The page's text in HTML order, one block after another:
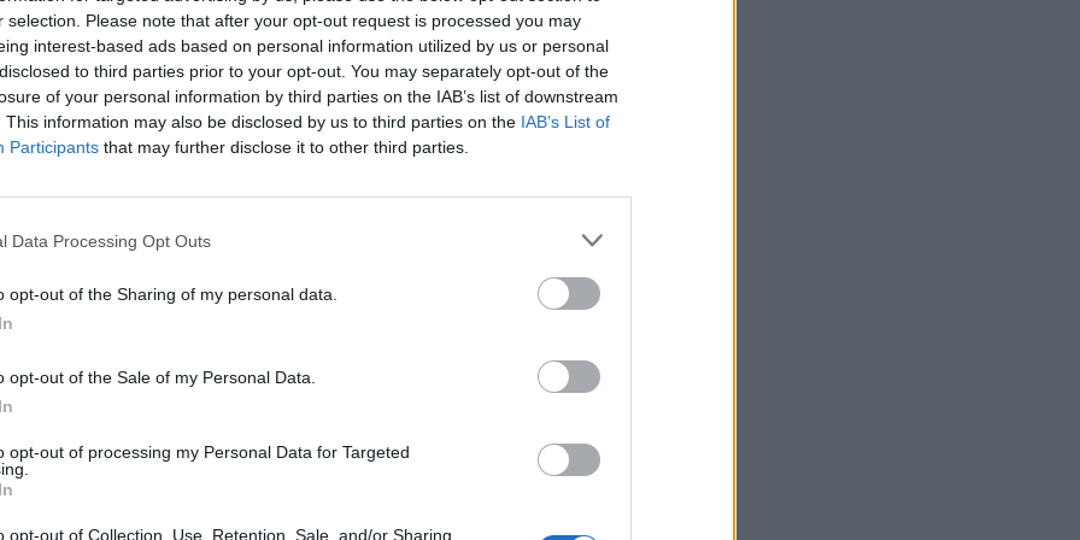
selection. Please note that after your opt-out request is processed you may
interest-based ads based on personal information utilized by us or personal
to third parties prior to your opt-out. You may separately opt-out of the
of your personal information by third parties on the IAB’s list of downstream
This information may also be disclosed by us to third parties on the IAB’s List of
Participants that may further disclose it to other third parties.
Data Processing Opt Outs
opt-out of the Sharing of my personal data.
opt-out of the Sale of my Personal Data.
opt-out of processing my Personal Data for Targeted
opt-out of Collection, Use, Retention, Sale, and/or Sharing
διατροφή – Βραβείο καινοτομίας σε Έλληνες
πονοκέφαλος για Θεανώ
του Γενικού Δ/ντή Οικονομικών του ΕΟΠΥΥ